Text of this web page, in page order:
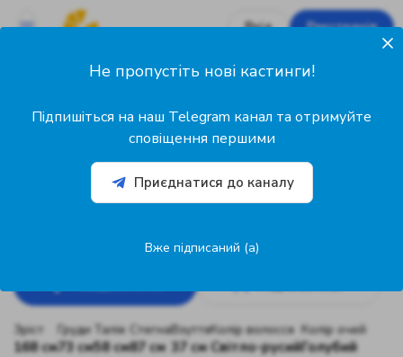
Вхід Реєстрація
1
@iryna_zvenyhorodska
Ірина Звенигородська
Запоріжжя, Україна
Зріст
168 см
Груди
73 см
Талія
58 см
Стегна
87 см
Взуття
37 см
Колір волосся
Світло-русий
Колір очей
Голубий
Не пропустіть нові кастинги!
Підпишіться на наш Telegram канал та отримуйте
сповіщення першими
Приєднатися до каналу
Вже підписаний (а)